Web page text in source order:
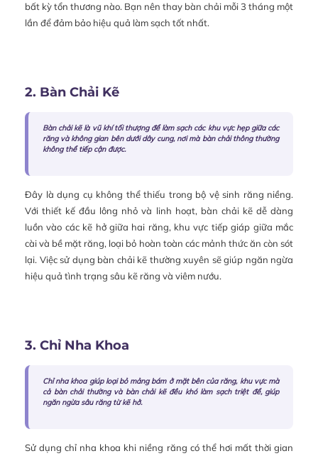
bất kỳ tổn thương nào. Bạn nên thay bàn chải mỗi 3 tháng một
lần để đảm bảo hiệu quả làm sạch tốt nhất.
2. Bàn Chải Kẽ
Bàn chải kẽ là vũ khí tối thượng để làm sạch các khu vực hẹp giữa các
răng và không gian bên dưới dây cung, nơi mà bàn chải thông thường
không thể tiếp cận được.
Đây là dụng cụ không thể thiếu trong bộ vệ sinh răng niềng.
Với thiết kế đầu lông nhỏ và linh hoạt, bàn chải kẽ dễ dàng
luồn vào các kẽ hở giữa hai răng, khu vực tiếp giáp giữa mắc
cài và bề mặt răng, loại bỏ hoàn toàn các mảnh thức ăn còn sót
lại. Việc sử dụng bàn chải kẽ thường xuyên sẽ giúp ngăn ngừa
hiệu quả tình trạng sâu kẽ răng và viêm nướu.
3. Chỉ Nha Khoa
Chỉ nha khoa giúp loại bỏ mảng bám ở mặt bên của răng, khu vực mà
cả bàn chải thường và bàn chải kẽ đều khó làm sạch triệt để, giúp
ngăn ngừa sâu răng từ kẽ hở.
Sử dụng chỉ nha khoa khi niềng răng có thể hơi mất thời gian